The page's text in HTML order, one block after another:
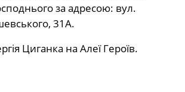
за адресою: вул.
31А.
Циганка на Алеї Героїв.